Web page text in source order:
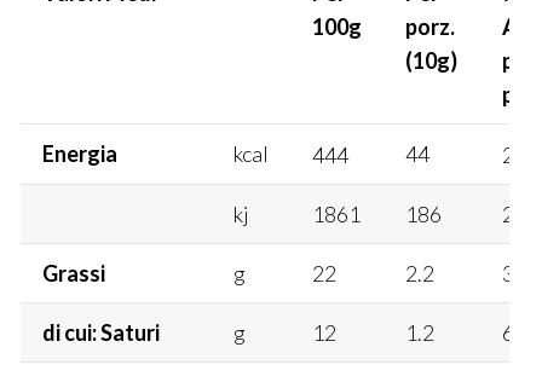
100g
porz.
(10g)
AR
per
Valori Medi
Per
Per
(10g)
%
per
Energia kcal 444 44 2%
kj 1861 186 2%
Grassi g 22 2.2 3%
di cui: Saturi g 12 1.2 6%